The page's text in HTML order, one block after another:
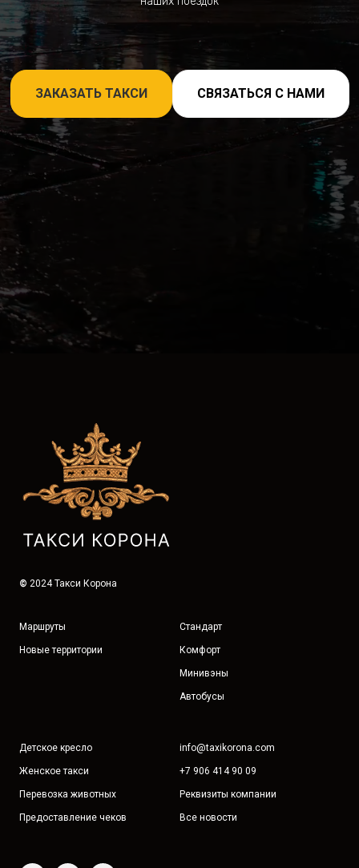
ЗАКАЗАТЬ ТАКСИ СВЯЗАТЬСЯ С НАМИ
© 2024 Такси Корона
Маршруты
Новые территории
Стандарт
Комфорт
Минивэны
Автобусы
Детское кресло
Женское такси
Перевозка животных
Предоставление чеков
info@taxikorona.com
+7 906 414 90 09
Реквизиты компании
Все новости